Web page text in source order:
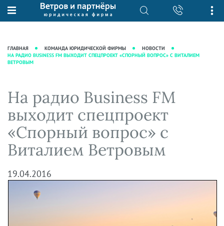
О нас
Рекомендации
Преимущества юридической
фирмы
Кейсы
Вакансии
Юридические услуги
Интеллектуальная собственность
Налоговая практика
Сопровождение бизнеса
Ведение уголовных дел
Защита активов
Ведение дел о банкротстве
База знаний
Журнал "Секреты арбитражной
практики"
Аудиоподкасты
Видеоподкасты
Справочная
Вопросы-ответы
Прямые эфиры
ГЛАВНАЯ КОМАНДА ЮРИДИЧЕСКОЙ ФИРМЫ
НОВОСТИ
НА РАДИО BUSINESS FM ВЫХОДИТ СПЕЦПРОЕКТ «СПОРНЫЙ ВОПРОС» С ВИТАЛИЕМ
ВЕТРОВЫМ
На радио Business FM
выходит спецпроект
«Спорный вопрос» с
Виталием Ветровым
19.04.2016